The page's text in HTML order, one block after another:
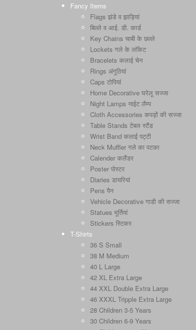
Fancy Items
Flags झंडे व झाड़ियां
बिल्ले व आई. डी. कार्ड
Key Chains चाबी के छल्ले
Lockets गले के लॉकेट
Bracelets कलाई चेन
Rings अंगूठियां
Caps टोपियां
Home Decorative घरेलू सज्जा
Night Lamps नाईट लैम्प
Cloth Accessories कपड़ों की सज्जा
Table Stands टेबल स्टैंड
Wrist Band कलाई पट्टी
Neck Muffler गले का पटका
Calender कलैंडर
Poster पोस्टर
Diaries डायरियां
Pens पैन
Vehicle Decorative गाडी की सज्जा
Statues मूर्तियां
Stickers स्टिकर
T-Shirts
36 S Small
38 M Medium
40 L Large
42 XL Extra Large
44 XXL Double Extra Large
46 XXXL Tripple Extra Large
28 Children 3-5 Years
30 Children 6-9 Years